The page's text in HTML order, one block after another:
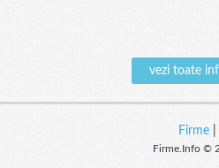
vezi toate
Firme|
Firme.Info ©